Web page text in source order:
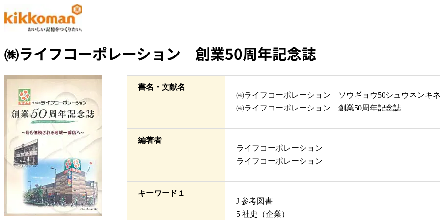
㈱ライフコーポレーション 創業50周年記念誌
書名・文献名
㈱ライフコーポレーション ソウギョウ50シュウネンキ
㈱ライフコーポレーション 創業50周年記念誌
編著者
ライフコーポレーション
ライフコーポレーション
キーワード１
J 参考図書
5 社史（企業）